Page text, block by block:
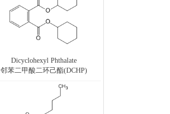
Dicyclohexyl Phthalate
邻苯二甲酸二环己酯(DCHP)